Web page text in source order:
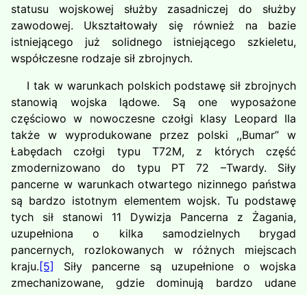
statusu wojskowej służby zasadniczej do służby
zawodowej. Ukształtowały się również na bazie
istniejącego już solidnego istniejącego szkieletu,
współczesne rodzaje sił zbrojnych.
I tak w warunkach polskich podstawę sił zbrojnych
stanowią wojska lądowe. Są one wyposażone
częściowo w nowoczesne czołgi klasy Leopard IIa
także w wyprodukowane przez polski ,,Bumar” w
Łabędach czołgi typu T72M, z których część
zmodernizowano do typu PT 72 –Twardy. Siły
pancerne w warunkach otwartego nizinnego państwa
są bardzo istotnym elementem wojsk. Tu podstawę
tych sił stanowi 11 Dywizja Pancerna z Żagania,
uzupełniona o kilka samodzielnych brygad
pancernych, rozlokowanych w różnych miejscach
kraju. [5]
Siły pancerne są uzupełnione o wojska
zmechanizowane, gdzie dominują bardzo udane